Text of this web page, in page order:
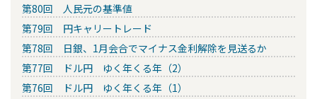
第80回 人民元の基準値
第79回 円キャリートレード
第78回 日銀、1月会合でマイナス金利解除を見送るか
第77回 ドル円 ゆく年くる年（2）
第76回 ドル円 ゆく年くる年（1）